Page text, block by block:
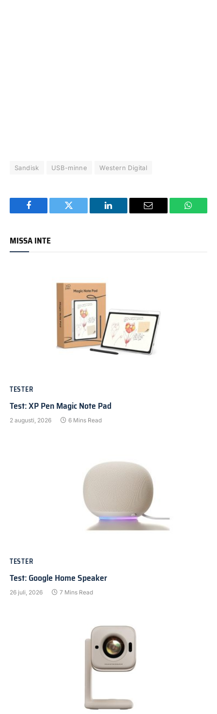
Sandisk USB-minne Western Digital
Facebook Twitter LinkedIn Email
MISSA INTE
TESTER
Test: XP Pen Magic Note Pad
2 augusti, 2026 6 Mins Read
TESTER
Test: Google Home Speaker
26 juli, 2026 7 Mins Read